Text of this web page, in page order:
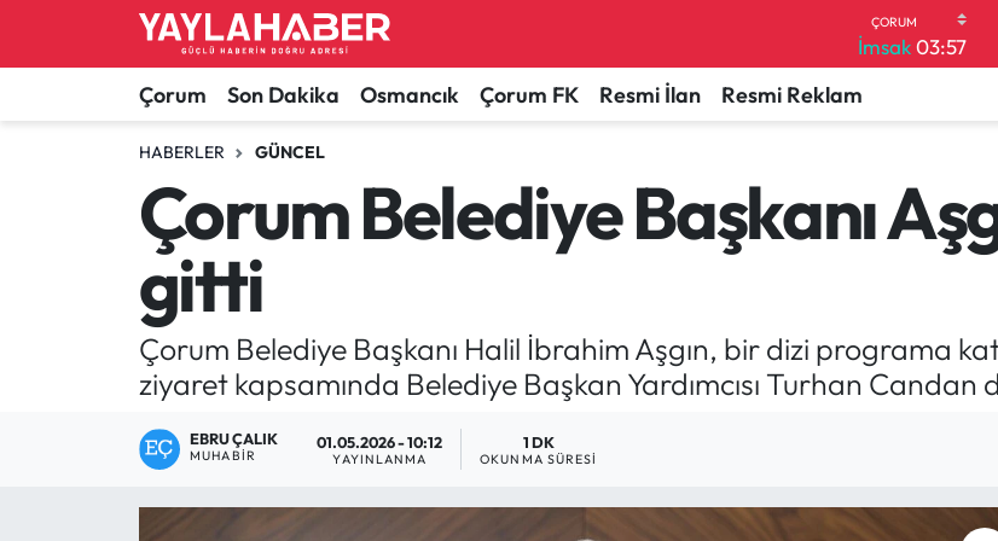
İmsak03:57
Çorum Son Dakika Osmancık Çorum FK Resmi İlan Resmi Reklam
HABERLER GÜNCEL
Çorum Belediye Başkanı
gitti
Çorum Belediye Başkanı Halil İbrahim Aşgın, bir dizi programa
ziyaret kapsamında Belediye Başkan Yardımcısı Turhan Candan
EBRU ÇALIK
MUHABIR
01.05.2026 - 10:12
YAYINLANMA
1 DK
OKUNMA SÜRESI
Alaca Haberleri
Bayat Haberleri
Bilgi - Keşfet Haberleri
Bilim ve Teknoloji
Boğazkale Haberleri
Çorum Haberleri
Çorum Son Dakika Haberleri
Dodurga Haberleri
Çorum Nöbetçi Eczaneler
Çorum Hava Durumu
Çorum Namaz Vakitleri
Çorum Trafik Yoğunluk Haritası
TFF 1.Lig Puan Durumu ve Fikstür
Tüm Manşetler
Son Dakika Haberleri
Haber Arşivi